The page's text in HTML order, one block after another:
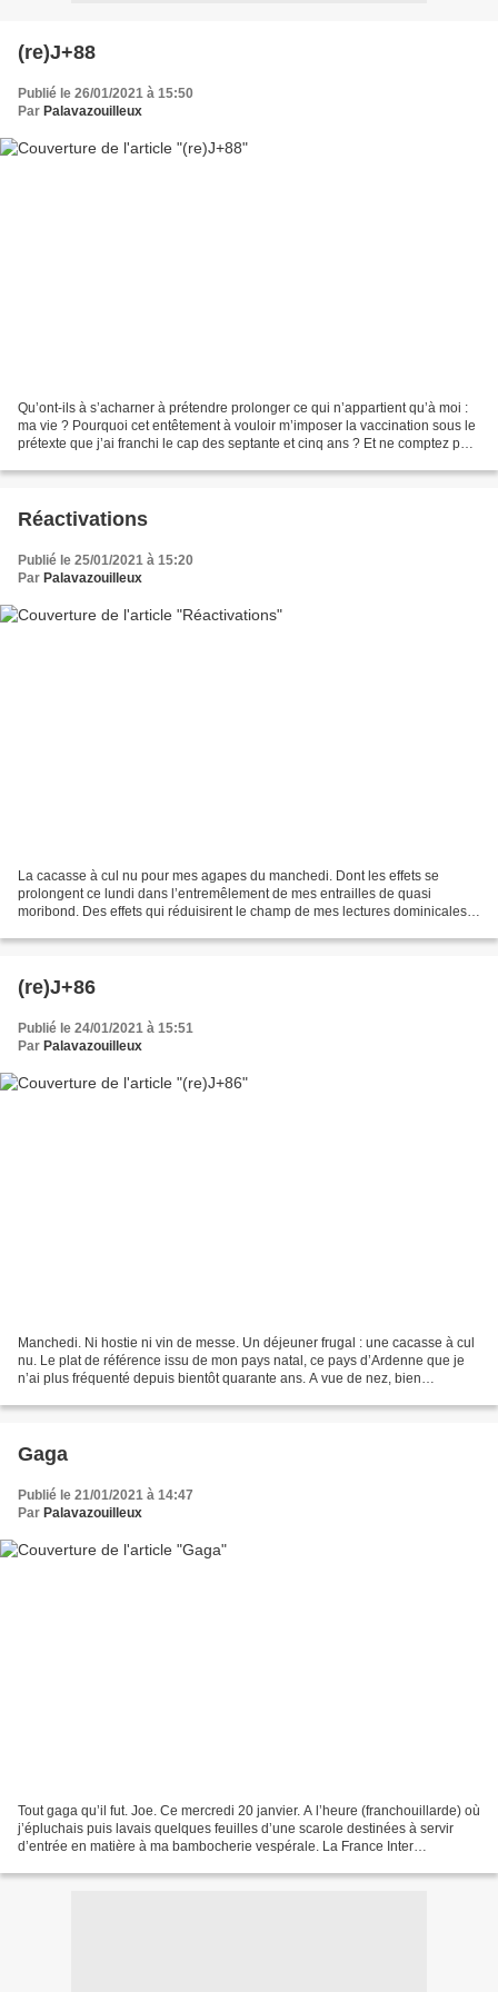
(re)J+88
Publié le 26/01/2021 à 15:50
Par Palavazouilleux
Qu’ont-ils à s’acharner à prétendre prolonger ce qui n’appartient qu’à moi :
ma vie ? Pourquoi cet entêtement à vouloir m’imposer la vaccination sous le
prétexte que j’ai franchi le cap des septante et cinq ans ? Et ne comptez pas
Réactivations
Publié le 25/01/2021 à 15:20
Par Palavazouilleux
La cacasse à cul nu pour mes agapes du manchedi. Dont les effets se
prolongent ce lundi dans l’entremêlement de mes entrailles de quasi
moribond. Des effets qui réduisirent le champ de mes lectures dominicales à
(re)J+86
Publié le 24/01/2021 à 15:51
Par Palavazouilleux
Manchedi. Ni hostie ni vin de messe. Un déjeuner frugal : une cacasse à cul
nu. Le plat de référence issu de mon pays natal, ce pays d’Ardenne que je
n’ai plus fréquenté depuis bientôt quarante ans. A vue de nez, bien
Gaga
Publié le 21/01/2021 à 14:47
Par Palavazouilleux
Tout gaga qu’il fut. Joe. Ce mercredi 20 janvier. A l’heure (franchouillarde) où
j’épluchais puis lavais quelques feuilles d’une scarole destinées à servir
d’entrée en matière à ma bambocherie vespérale. La France Inter